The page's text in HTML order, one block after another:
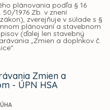
plánovania podľa § 16
1976 Zb. v znení
zverejňuje v súlade s §
plánovaní a stavebnom
(ďalej len stavebný
„Zmien a doplnkov č.
Zmien a
- ÚPN HSA